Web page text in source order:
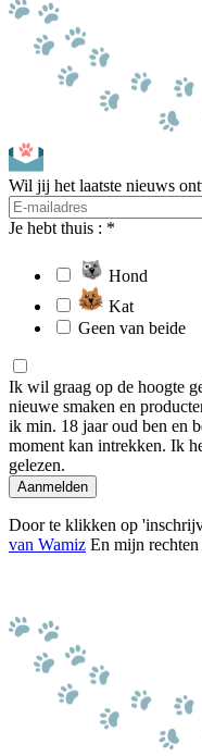
Wil jij het laatste nieuws
Je hebt thuis : *
Hond
Kat
Geen van beide
Ik wil graag op de hoogte
nieuwe smaken en
ik min. 18 jaar oud ben en
moment kan intrekken. Ik
gelezen.
Aanmelden
Door te klikken op
van Wamiz En mijn